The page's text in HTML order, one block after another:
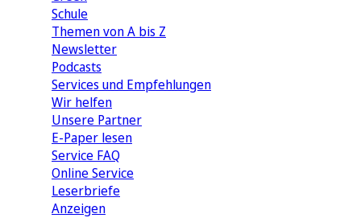
Schule
Themen von A bis Z
Newsletter
Podcasts
Services und Empfehlungen
Wir helfen
Unsere Partner
E-Paper lesen
Service FAQ
Online Service
Leserbriefe
Anzeigen